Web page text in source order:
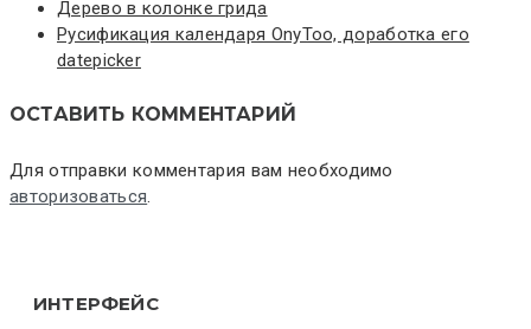
Дерево в колонке грида
Русификация календаря OnyToo, доработка его
datepicker
ОСТАВИТЬ КОММЕНТАРИЙ
Для отправки комментария вам необходимо
авторизоваться.
ИНТЕРФЕЙС